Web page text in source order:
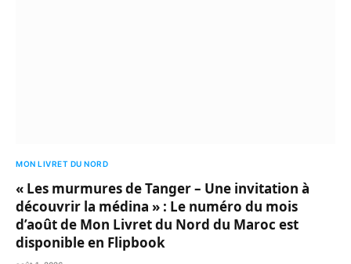
MON LIVRET DU NORD
« Les murmures de Tanger – Une invitation à
découvrir la médina » : Le numéro du mois
d’août de Mon Livret du Nord du Maroc est
disponible en Flipbook